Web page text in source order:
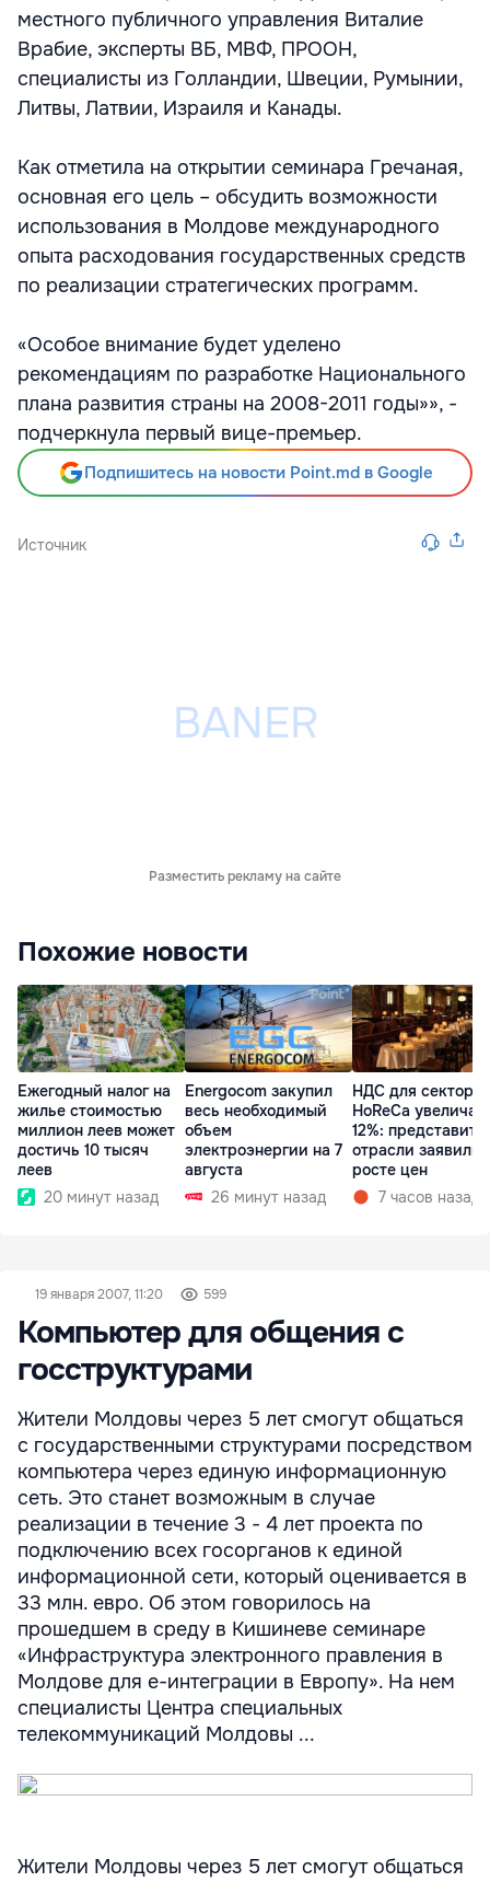
местного публичного управления Виталие
Врабие, эксперты ВБ, МВФ, ПРООН,
специалисты из Голландии, Швеции, Румынии,
Литвы, Латвии, Израиля и Канады.
Как отметила на открытии семинара Гречаная,
основная его цель – обсудить возможности
использования в Молдове международного
опыта расходования государственных средств
по реализации стратегических программ.
«Особое внимание будет уделено
рекомендациям по разработке Национального
плана развития страны на 2008-2011 годы»», -
подчеркнула первый вице-премьер.
Подпишитесь на новости Point.md в Google
Источник
Разместить рекламу на сайте
Похожие новости
Ежегодный налог на
жилье стоимостью
миллион леев может
достичь 10 тысяч
леев
20 минут назад
Energocom закупил
весь необходимый
объем
электроэнергии на 7
августа
26 минут назад
НДС для сектора
HoReCa увеличат
12%:
отрасли заявили
росте цен
7 часов назад
19 января 2007, 11:20 599
Компьютер для общения с
госструктурами
Жители Молдовы через 5 лет смогут общаться
с государственными структурами посредством
компьютера через единую информационную
сеть. Это станет возможным в случае
реализации в течение 3 - 4 лет проекта по
подключению всех госорганов к единой
информационной сети, который оценивается в
33 млн. евро. Об этом говорилось на
прошедшем в среду в Кишиневе семинаре
«Инфраструктура электронного правления в
Молдове для e-интеграции в Европу». На нем
специалисты Центра специальных
телекоммуникаций Молдовы ...
Жители Молдовы через 5 лет смогут общаться